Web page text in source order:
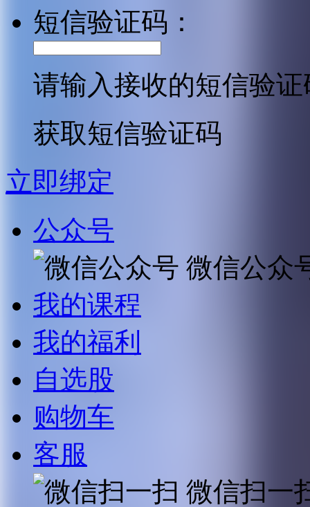
短信验证码：
请输入接收的短信验证
获取短信验证码
立即绑定
公众号
微信公众
我的课程
我的福利
自选股
购物车
客服
微信扫一